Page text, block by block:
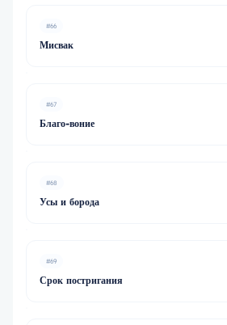
#66
Мисвак
#67
Благо-воние
#68
Усы и борода
#69
Срок постригания